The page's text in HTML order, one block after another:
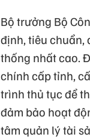
Bộ trưởng Bộ
định, tiêu chuẩn,
thống nhất cao.
chính cấp tỉnh,
trình thủ tục để
đảm bảo hoạt
tâm quản lý tài